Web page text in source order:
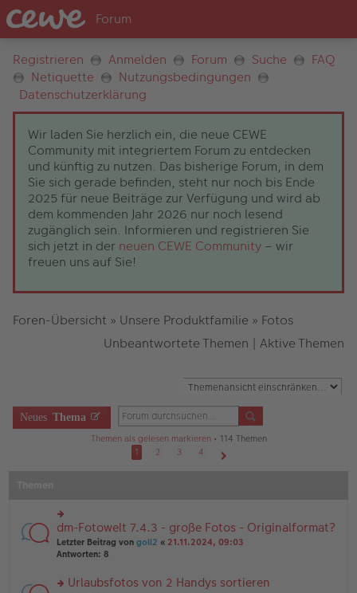
Registrieren Anmelden Forum Suche
FAQ
Netiquette
Nutzungsbedingungen
Datenschutzerklärung
Wir laden Sie herzlich ein, die neue CEWE
Community mit integriertem Forum zu entdecken
und künftig zu nutzen. Das bisherige Forum, in dem
Sie sich gerade befinden, steht nur noch bis Ende
2025 für neue Beiträge zur Verfügung und wird ab
dem kommenden Jahr 2026 nur noch lesend
zugänglich sein. Informieren und registrieren Sie
sich jetzt in der neuen CEWE Community – wir
freuen uns auf Sie!
Foren-Übersicht » Unsere Produktfamilie » Fotos
Unbeantwortete Themen | Aktive Themen
Neues Thema
Themen als gelesen markieren• 114 Themen
1
2 3
4
rs
te
r
g
dm-Fotowelt 7.4.3 - große Fotos - Originalformat?
Letzter Beitrag von goll2 « 21.11.2024, 09:03
Antworten: 8
Urlaubsfotos von 2 Handys sortieren